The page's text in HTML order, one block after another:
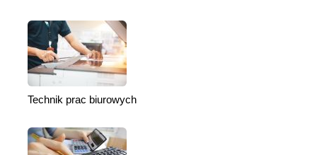
Technik prac biurowych